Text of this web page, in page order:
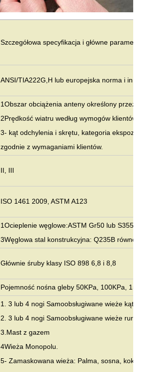
Szczegółowa specyfikacja i główne
ANSI/TIA222G,H lub europejska norma i inne
1Obszar obciążenia anteny określony przez
2Prędkość wiatru według wymogów klientów.
3- kąt odchylenia i skrętu, kategoria
zgodnie z wymaganiami klientów.
II, III
ISO 1461 2009, ASTM A123
1Ocieplenie węglowe:ASTM Gr50 lub
3Węglowa stal konstrukcyjna: Q235B
Głównie śruby klasy ISO 898 6,8 i 8,8
Pojemność nośna gleby 50KPa, 100KPa,
1. 3 lub 4 nogi Samoobsługiwane wieże
2. 3 lub 4 nogi Samoobsługiwane wieże
3. Mast z gazem
4Wieża Monopolu.
5- Zamaskowana wieża: Palma, sosna, kokos